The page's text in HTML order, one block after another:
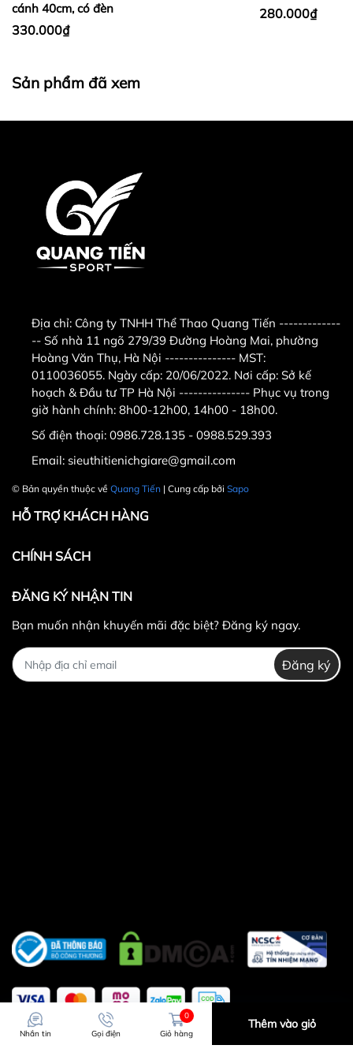
cánh 40cm, có đèn
330.000₫
280.000₫
Sản phẩm đã xem
Địa chỉ: Công ty TNHH Thể Thao Quang Tiến -------------
-- Số nhà 11 ngõ 279/39 Đường Hoàng Mai, phường
Hoàng Văn Thụ, Hà Nội --------------- MST:
0110036055. Ngày cấp: 20/06/2022. Nơi cấp: Sở kế
hoạch & Đầu tư TP Hà Nội --------------- Phục vụ trong
giờ hành chính: 8h00-12h00, 14h00 - 18h00.
Số điện thoại: 0986.728.135 - 0988.529.393
Email: sieuthitienichgiare@gmail.com
© Bản quyền thuộc về Quang Tiến | Cung cấp bởi Sapo
HỖ TRỢ KHÁCH HÀNG
CHÍNH SÁCH
ĐĂNG KÝ NHẬN TIN
Bạn muốn nhận khuyến mãi đặc biệt? Đăng ký ngay.
Đăng ký
Nhắn tin Gọi điện
0
Giỏ hàng
Thêm vào giỏ